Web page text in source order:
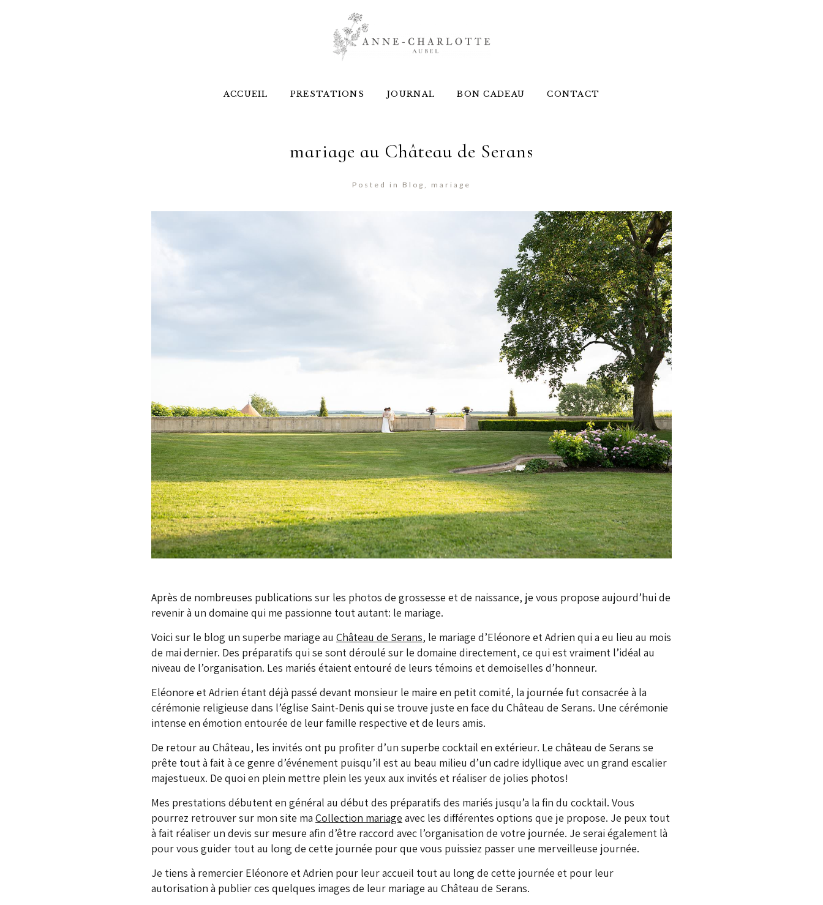
ACCUEIL PRESTATIONS JOURNAL BON CADEAU CONTACT
mariage au Château de Serans
Posted in Blog mariage
Après de nombreuses publications sur les photos de grossesse et de naissance, je vous propose aujourd’hui de
revenir à un domaine qui me passionne tout autant: le mariage.
Voici sur le blog un superbe mariage au Château de Serans, le mariage d’Eléonore et Adrien qui a eu lieu au mois
de mai dernier. Des préparatifs qui se sont déroulé sur le domaine directement, ce qui est vraiment l’idéal au
niveau de l’organisation. Les mariés étaient entouré de leurs témoins et demoiselles d’honneur.
Eléonore et Adrien étant déjà passé devant monsieur le maire en petit comité, la journée fut consacrée à la
cérémonie religieuse dans l’église Saint-Denis qui se trouve juste en face du Château de Serans. Une cérémonie
intense en émotion entourée de leur famille respective et de leurs amis.
De retour au Château, les invités ont pu profiter d’un superbe cocktail en extérieur. Le château de Serans se
prête tout à fait à ce genre d’événement puisqu’il est au beau milieu d’un cadre idyllique avec un grand escalier
majestueux. De quoi en plein mettre plein les yeux aux invités et réaliser de jolies photos!
Mes prestations débutent en général au début des préparatifs des mariés jusqu’a la fin du cocktail. Vous
pourrez retrouver sur mon site ma Collection mariage avec les différentes options que je propose. Je peux tout
à fait réaliser un devis sur mesure afin d’être raccord avec l’organisation de votre journée. Je serai également là
pour vous guider tout au long de cette journée pour que vous puissiez passer une merveilleuse journée.
Je tiens à remercier Eléonore et Adrien pour leur accueil tout au long de cette journée et pour leur
autorisation à publier ces quelques images de leur mariage au Château de Serans.